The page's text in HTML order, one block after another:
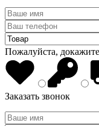
Пожалуйста,
Заказать звонок